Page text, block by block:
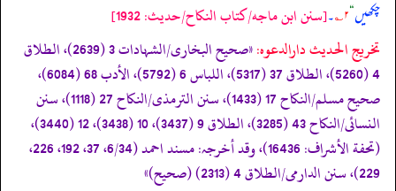
چکھیں“۲؎ ۔[سنن ابن ماجه/كتاب النكاح/حدیث: 1932]
تخریج الحدیث دارالدعوہ:
«‏‏‏‏صحیح البخاری/الشہادات 3 (2639)، الطلاق
4 (5260)، الطلاق 37 (5317)، اللباس 6 (5792)، الأدب 68 (6084)،
صحیح مسلم/النکاح 17 (1433)، سنن الترمذی/النکاح 27 (1118)، سنن
النسائی/النکاح 43 (3285)، الطلاق 9 (3437)، 10 (3438)، 12 (3440)،
(تحفة الأشراف: 16436)، وقد أخرجہ: مسند احمد (6/34، 37، 192، 226،
229)، سنن الدارمی/الطلاق 4 (2313) (صحیح)»